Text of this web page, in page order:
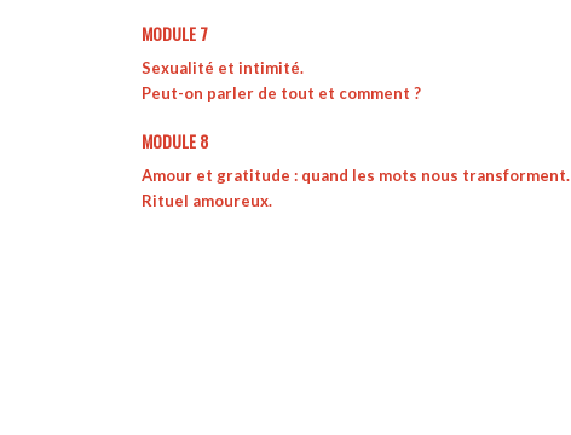
MODULE 7
Sexualité et intimité.
Peut-on parler de tout et comment ?
MODULE 8
Amour et gratitude : quand les mots nous transforment.
Rituel amoureux.